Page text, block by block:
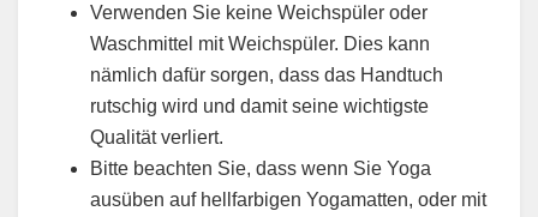
Verwenden Sie keine Weichspüler oder
Waschmittel mit Weichspüler. Dies kann
nämlich dafür sorgen, dass das Handtuch
rutschig wird und damit seine wichtigste
Qualität verliert.
Bitte beachten Sie, dass wenn Sie Yoga
ausüben auf hellfarbigen Yogamatten, oder mit